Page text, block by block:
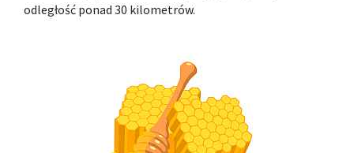
odległość ponad 30 kilometrów.